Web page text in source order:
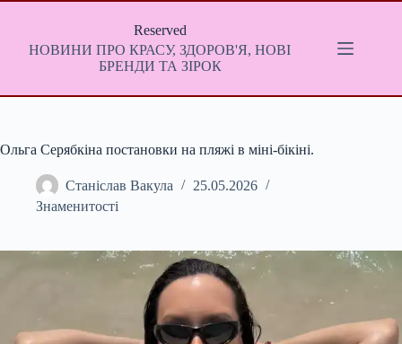
Перейти
Reserved
НОВИНИ ПРО КРАСУ, ЗДОРОВ'Я, НОВІ
БРЕНДИ ТА ЗІРОК
Ольга Серябкіна постановки на пляжі в міні-бікіні.
Станіслав Вакула
25.05.2026
Знаменитості